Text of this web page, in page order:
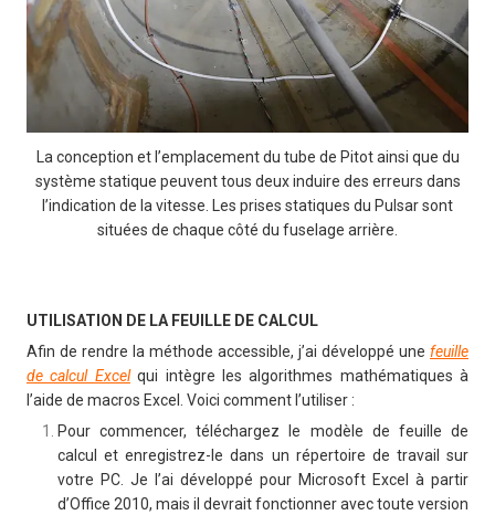
La conception et l’emplacement du tube de Pitot ainsi que du
système statique peuvent tous deux induire des erreurs dans
l’indication de la vitesse. Les prises statiques du Pulsar sont
situées de chaque côté du fuselage arrière.
UTILISATION DE LA FEUILLE DE CALCUL
Afin de rendre la méthode accessible, j’ai développé une feuille
de calcul Excelqui intègre les algorithmes mathématiques à
l’aide de macros Excel. Voici comment l’utiliser :
Pour commencer, téléchargez le modèle de feuille de
calcul et enregistrez-le dans un répertoire de travail sur
votre PC. Je l’ai développé pour Microsoft Excel à partir
d’Office 2010, mais il devrait fonctionner avec toute version